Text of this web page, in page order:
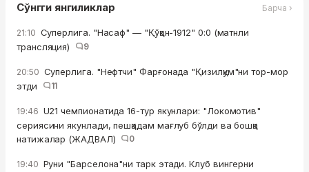
Сўнгги янгиликлар Барча ›
21:10 Суперлига. "Насаф" — "Қўқон-1912" 0:0 (матнли
трансляция)
9
20:50 Суперлига. "Нефтчи" Фарғонада "Қизилқум"ни тор-мор
этди
11
19:46 U21 чемпионатида 16-тур якунлари: "Локомотив"
сериясини якунлади, пешқадам мағлуб бўлди ва бошқа
натижалар (ЖАДВАЛ)
0
19:40 Руни "Барселона"ни тарк этади. Клуб вингерни